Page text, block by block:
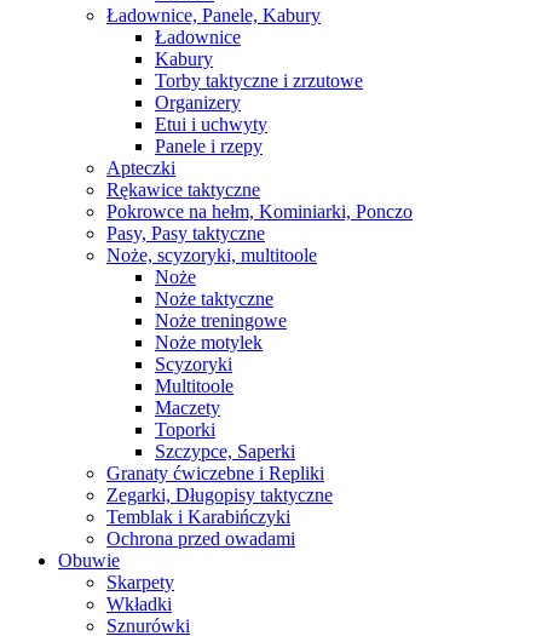
Ładownice, Panele, Kabury
Ładownice
Kabury
Torby taktyczne i zrzutowe
Organizery
Etui i uchwyty
Panele i rzepy
Apteczki
Rękawice taktyczne
Pokrowce na hełm, Kominiarki, Ponczo
Pasy, Pasy taktyczne
Noże, scyzoryki, multitoole
Noże
Noże taktyczne
Noże treningowe
Noże motylek
Scyzoryki
Multitoole
Maczety
Toporki
Szczypce, Saperki
Granaty ćwiczebne i Repliki
Zegarki, Długopisy taktyczne
Temblak i Karabińczyki
Ochrona przed owadami
Obuwie
Skarpety
Wkładki
Sznurówki